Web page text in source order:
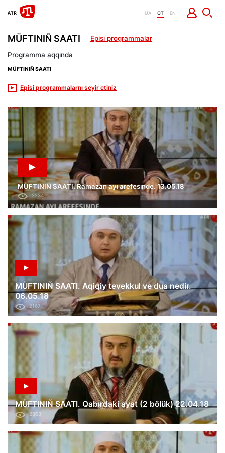
UA QT EN
MÜFTINIÑ SAATI Episi programmalar
MÜFTINIÑ SAATI. Ramazan ayı arefesınde. 13.05.18
2234
MÜFTINIÑ SAATI. Aqiqiy tevekkul ve dua nedir.
06.05.18
2167
MÜFTINIÑ SAATI. Qabırdaki ayat (2 bölük) 22.04.18
2363
Programma aqqında
MÜFTINIÑ SAATI
Episi programmalarnı seyir etiniz